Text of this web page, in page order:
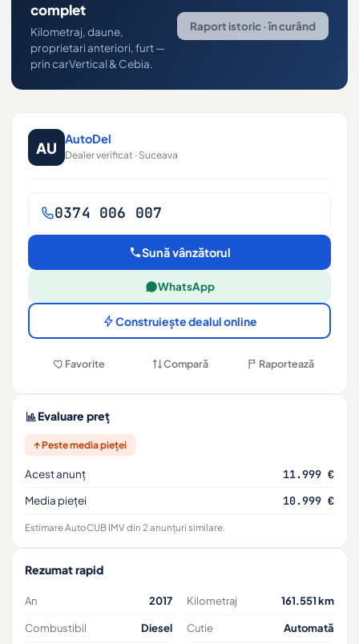
complet
Kilometraj, daune,
proprietari anteriori, furt —
prin carVertical & Cebia.
Raport istoric · în curând
AU AutoDel
Dealer verificat · Suceava
0374 006 007
Sună vânzătorul
WhatsApp
Construiește dealul online
Favorite Compară Raportează
Evaluare preț
↑ Peste media pieței
Acest anunț 11.999 €
Media pieței 10.999 €
Estimare AutoCUB IMV din 2 anunțuri similare.
Rezumat rapid
An 2017 Kilometraj 161.551 km
Combustibil Diesel Cutie Automată